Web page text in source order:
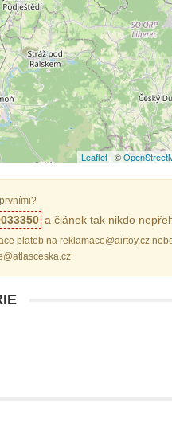
Leaflet| ©
a článek tak nikdo
plateb na reklamace@airtoy.cz